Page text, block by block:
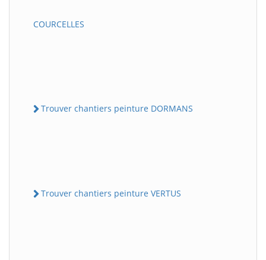
COURCELLES
Trouver chantiers peinture DORMANS
Trouver chantiers peinture VERTUS